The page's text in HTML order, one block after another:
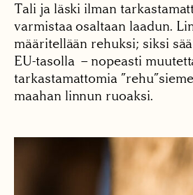
Tali ja läski ilman
varmistaa osaltaan laadun.
määritellään rehuksi; siksi
EU-tasolla – nopeasti
tarkastamattomia
maahan linnun ruoaksi.